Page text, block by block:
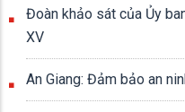
Đoàn khảo sát của Ủy
XV
An Giang: Đảm bảo an